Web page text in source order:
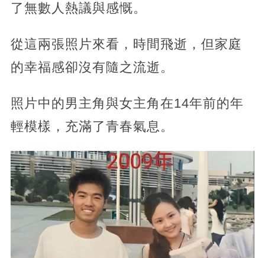
了無數人熱議與感慨。
從這兩張照片來看，時間飛逝，但家庭
的幸福感卻沒有隨之流逝。
照片中的男主角與女主角在14年前的年
輕模樣，充滿了青春氣息。